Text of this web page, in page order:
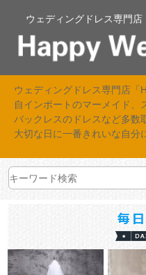
ウェディングドレス専門店
ウェディングドレス専門店「
自インポートのマーメイド、
バックレスのドレスなど多数
大切な日に一番きれいな自分